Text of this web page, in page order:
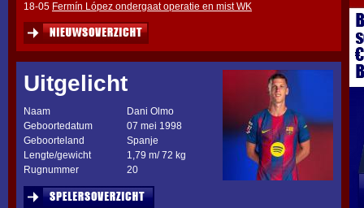
18-05 Fermín López ondergaat operatie en mist WK
Uitgelicht
Naam
Dani Olmo
Geboortedatum
07 mei 1998
Geboorteland
Spanje
Lengte/gewicht
1,79 m/ 72 kg
Rugnummer
20